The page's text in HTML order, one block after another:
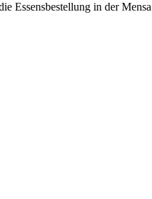
Essensbestellung in der Mensa